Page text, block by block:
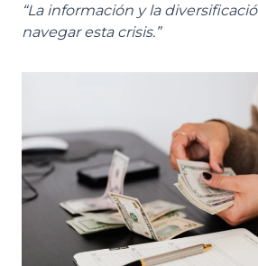
“La información y la
navegar esta crisis.”